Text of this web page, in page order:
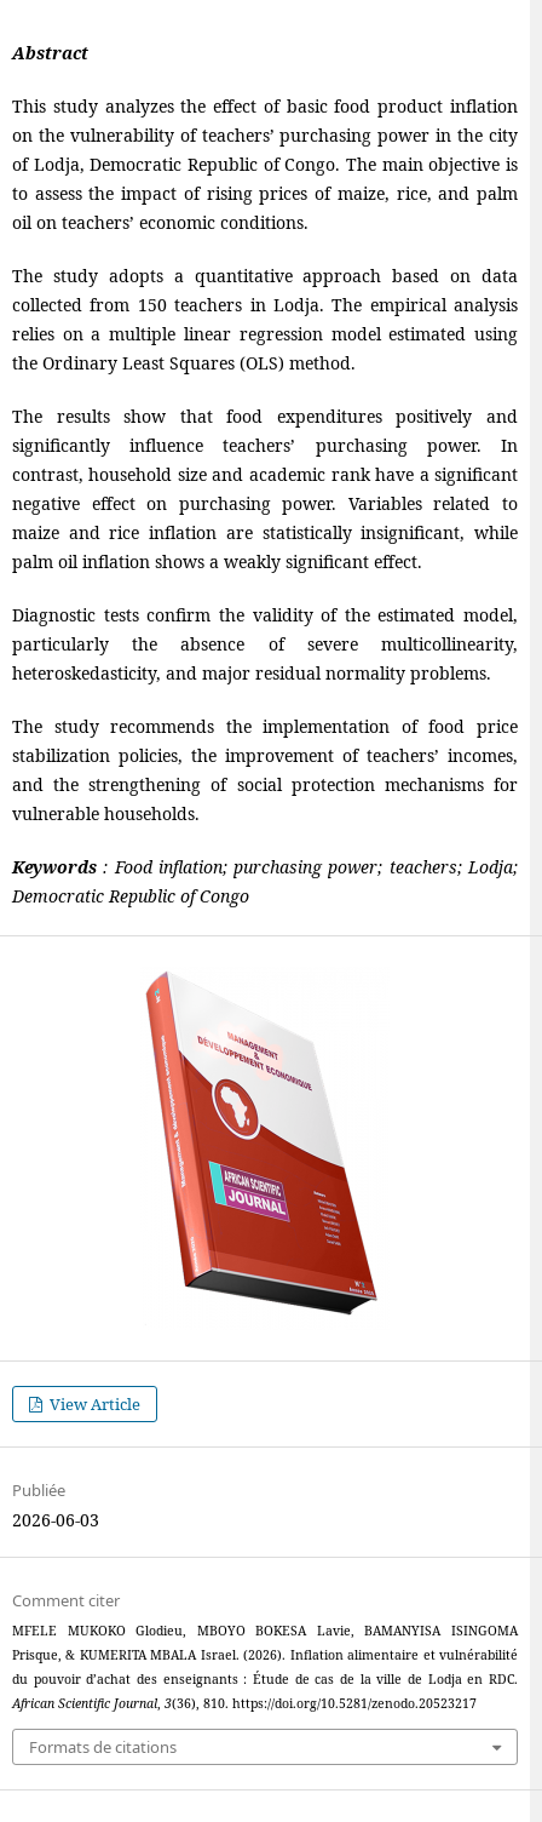
Abstract
This study analyzes the effect of basic food product inflation
on the vulnerability of teachers’ purchasing power in the city
of Lodja, Democratic Republic of Congo. The main objective is
to assess the impact of rising prices of maize, rice, and palm
oil on teachers’ economic conditions.
The study adopts a quantitative approach based on data
collected from 150 teachers in Lodja. The empirical analysis
relies on a multiple linear regression model estimated using
the Ordinary Least Squares (OLS) method.
The results show that food expenditures positively and
significantly influence teachers’ purchasing power. In
contrast, household size and academic rank have a significant
negative effect on purchasing power. Variables related to
maize and rice inflation are statistically insignificant, while
palm oil inflation shows a weakly significant effect.
Diagnostic tests confirm the validity of the estimated model,
particularly the absence of severe multicollinearity,
heteroskedasticity, and major residual normality problems.
The study recommends the implementation of food price
stabilization policies, the improvement of teachers’ incomes,
and the strengthening of social protection mechanisms for
vulnerable households.
Keywords: Food inflation; purchasing power; teachers; Lodja;
Democratic Republic of Congo
View Article
Publiée
2026-06-03
Comment citer
MFELE MUKOKO Glodieu, MBOYO BOKESA Lavie, BAMANYISA ISINGOMA
Prisque, & KUMERITA MBALA Israel. (2026). Inflation alimentaire et vulnérabilité
du pouvoir d’achat des enseignants : Étude de cas de la ville de Lodja en RDC.
African Scientific Journal, 3(36), 810. https://doi.org/10.5281/zenodo.20523217
Formats de citations